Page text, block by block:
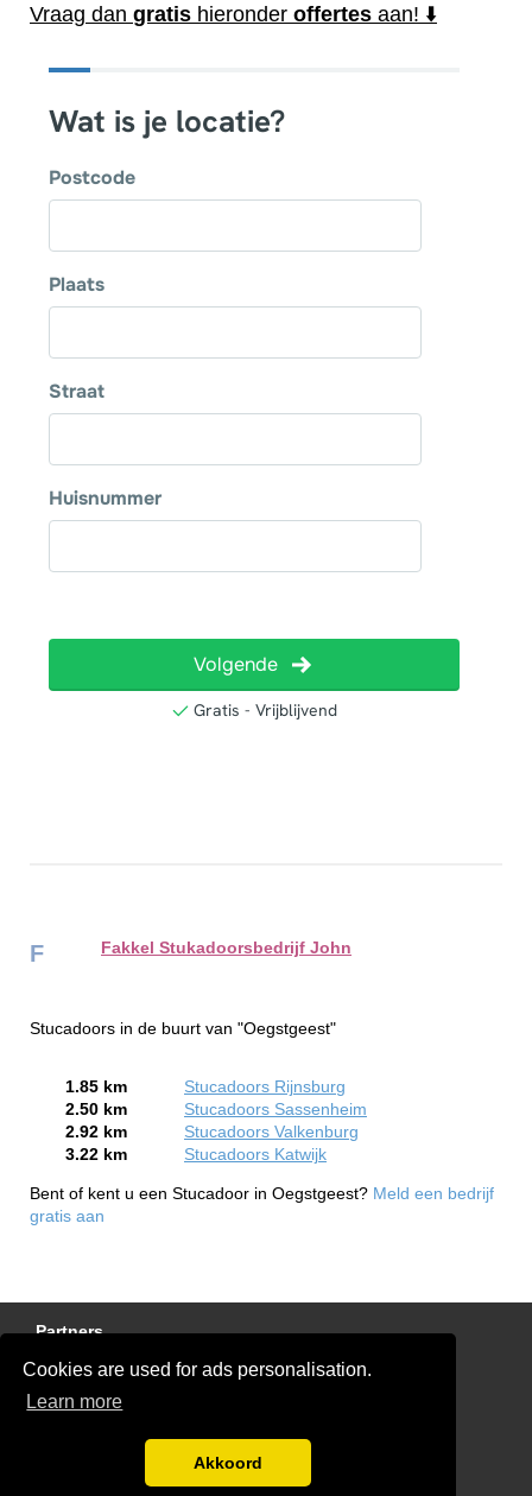
Cookies are used for ads personalisation.
Learn more
Akkoord
Vraag dan gratis hieronder offertes aan! ⬇️
F Fakkel Stukadoorsbedrijf John
Stucadoors in de buurt van "Oegstgeest"
1.85 km
Stucadoors Rijnsburg
2.50 km
Stucadoors Sassenheim
2.92 km
Stucadoors Valkenburg
3.22 km
Stucadoors Katwijk
Bent of kent u een Stucadoor in Oegstgeest? Meld een bedrijf
gratis aan
Partners
Gratis Stucadoor Offertes
Disclaimer